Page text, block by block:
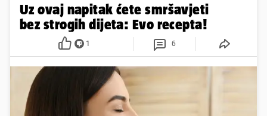
Uz ovaj napitak ćete smršavjeti
bez strogih dijeta: Evo recepta!
1 6